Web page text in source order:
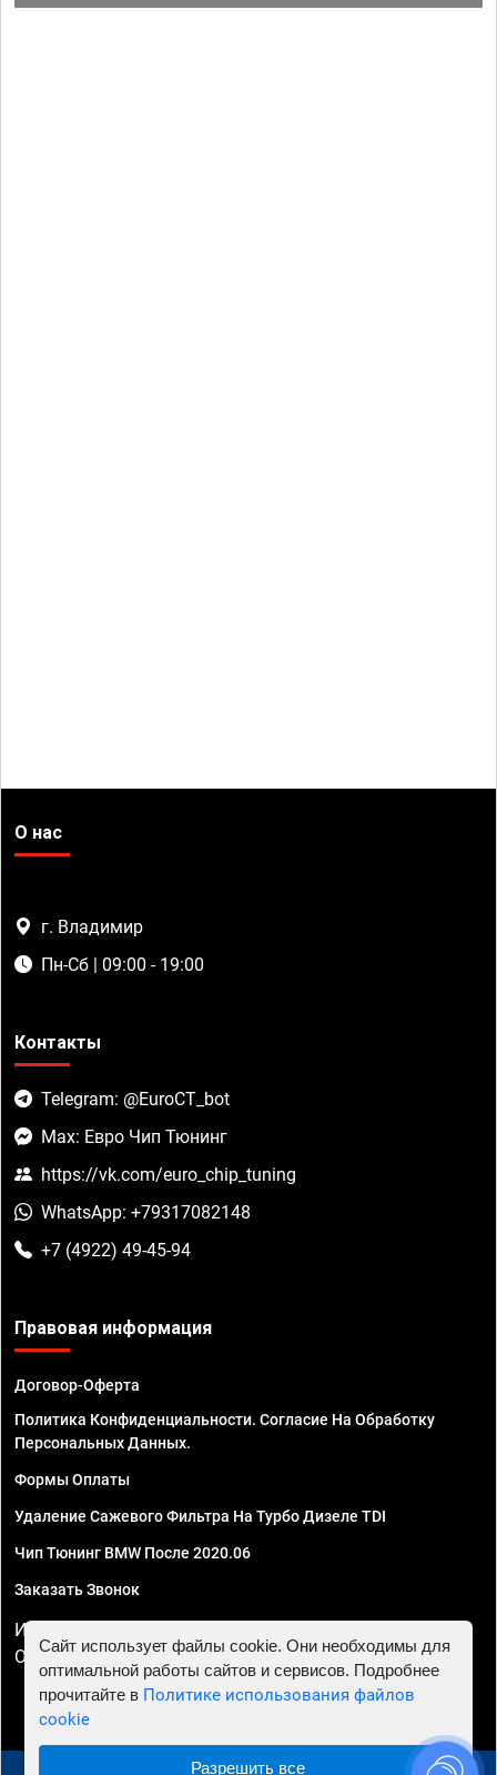
О нас
г. Владимир
Пн-Сб | 09:00 - 19:00
Контакты
Telegram: @EuroCT_bot
Max: Евро Чип Тюнинг
https://vk.com/euro_chip_tuning
WhatsApp: +79317082148
+7 (4922) 49-45-94
Правовая информация
Договор-Оферта
Политика Конфиденциальности. Согласие На Обработку
Персональных Данных.
Формы Оплаты
Удаление Сажевого Фильтра На Турбо Дизеле TDI
Чип Тюнинг BMW После 2020.06
Заказать Звонок
ИП Смирнов Георгий Павлович. ИНН 781302555843,
ОГРНИП 324470400032610
Сайт использует файлы cookie. Они необходимы для
оптимальной работы сайтов и сервисов. Подробнее
прочитайте в Политике использования файлов
cookie
Разрешить все